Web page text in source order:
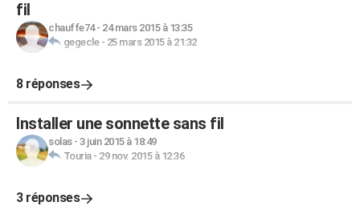
fil
chauffe74- 24 mars 2015 à 13:35
gegecle- 25 mars 2015 à 21:32
8 réponses
Installer une sonnette sans fil
solas- 3 juin 2015 à 18:49
Touria- 29 nov. 2015 à 12:36
3 réponses